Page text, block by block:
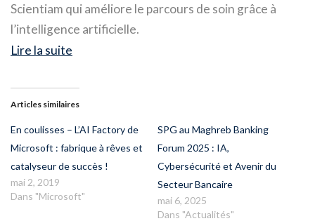
Scientiam qui améliore le parcours de soin grâce à
l’intelligence artificielle.
Lire la suite
Articles similaires
En coulisses – L’AI Factory de
Microsoft : fabrique à rêves et
catalyseur de succès !
mai 2, 2019
Dans "Microsoft"
SPG au Maghreb Banking
Forum 2025 : IA,
Cybersécurité et Avenir du
Secteur Bancaire
mai 6, 2025
Dans "Actualités"